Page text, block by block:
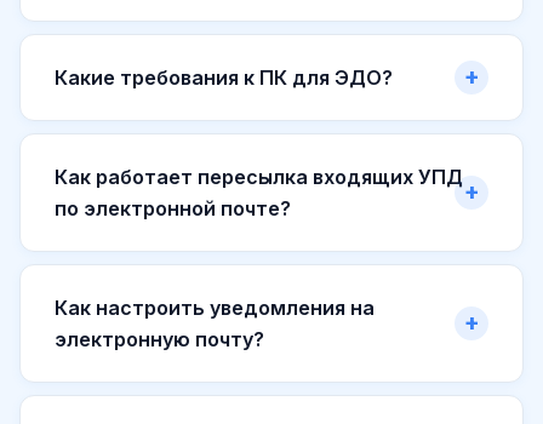
Какие требования к ПК для ЭДО?
Как работает пересылка входящих УПД
по электронной почте?
Как настроить уведомления на
электронную почту?